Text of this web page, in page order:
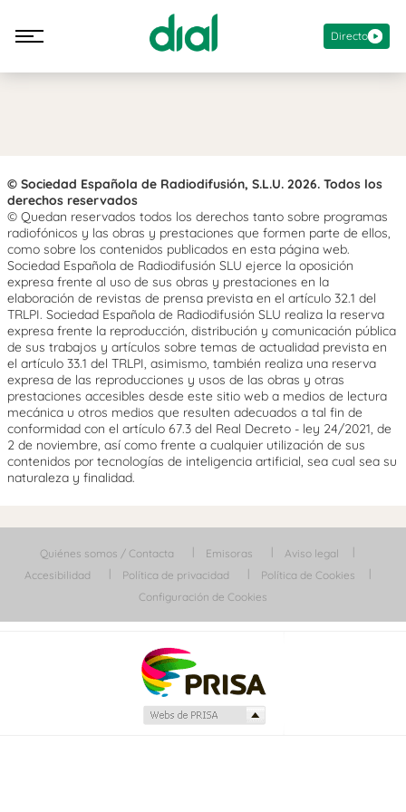
Directo
© Sociedad Española de Radiodifusión, S.L.U. 2026. Todos los
derechos reservados
© Quedan reservados todos los derechos tanto sobre programas
radiofónicos y las obras y prestaciones que formen parte de ellos,
como sobre los contenidos publicados en esta página web.
Sociedad Española de Radiodifusión SLU ejerce la oposición
expresa frente al uso de sus obras y prestaciones en la
elaboración de revistas de prensa prevista en el artículo 32.1 del
TRLPI. Sociedad Española de Radiodifusión SLU realiza la reserva
expresa frente la reproducción, distribución y comunicación pública
de sus trabajos y artículos sobre temas de actualidad prevista en
el artículo 33.1 del TRLPI, asimismo, también realiza una reserva
expresa de las reproducciones y usos de las obras y otras
prestaciones accesibles desde este sitio web a medios de lectura
mecánica u otros medios que resulten adecuados a tal fin de
conformidad con el artículo 67.3 del Real Decreto - ley 24/2021, de
2 de noviembre, así como frente a cualquier utilización de sus
contenidos por tecnologías de inteligencia artificial, sea cual sea su
naturaleza y finalidad.
Quiénes somos / Contacta Emisoras
Aviso legal
Accesibilidad
Política de privacidad
Política de Cookies
Configuración de Cookies